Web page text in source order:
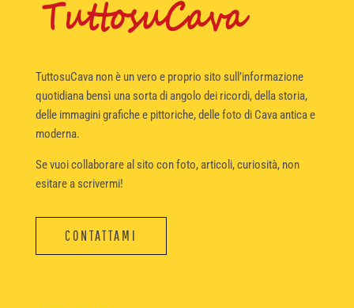
TuttosuCava non è un vero e proprio sito sull’informazione
quotidiana bensì una sorta di angolo dei ricordi, della storia,
delle immagini grafiche e pittoriche, delle foto di Cava antica e
moderna.
Se vuoi collaborare al sito con foto, articoli, curiosità, non
esitare a scrivermi!
CONTATTAMI